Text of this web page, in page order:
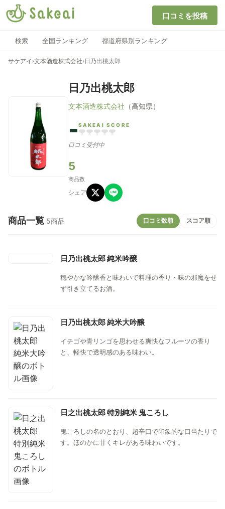
口コミを投稿
検索 全国ランキング 都道府県別ランキング
サケアイ ›文本酒造株式会社›日乃出桃太郎
日乃出桃太郎
文本酒造株式会社 （高知県）
-SAKEAI SCORE
口コミ受付中
5
商品数
シェア
商品一覧 5商品 口コミ数順 スコア順
日乃出桃太郎 純米吟醸
穏やかな吟醸香と味わいで料理の香り・味の邪魔をせ
ず引き立てるお酒。
日乃出桃太郎 純米大吟醸
イチゴや青リンゴを思わせる爽快なフルーツの香り
と、軽快で透明感のある味わい。
日之出桃太郎 特別純米 鬼ころし
鬼ころしの名のとおり、超辛口で印象的な口当たりで
す。ほのかに甘くキレがある味わいです。